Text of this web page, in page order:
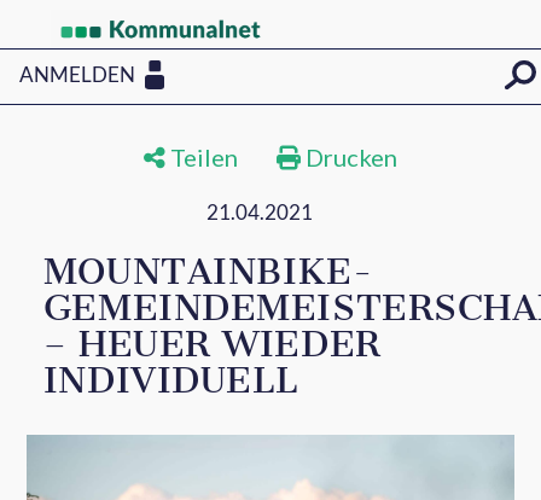
ANMELDEN
Teilen Drucken
21.04.2021
MOUNTAINBIKE-
– HEUER WIEDER
INDIVIDUELL